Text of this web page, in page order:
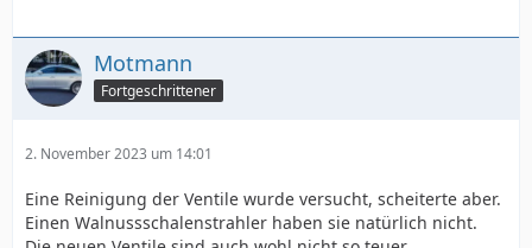
Motmann
Fortgeschrittener
2. November 2023 um 14:01
Eine Reinigung der Ventile wurde versucht, scheiterte aber.
Einen Walnussschalenstrahler haben sie natürlich nicht.